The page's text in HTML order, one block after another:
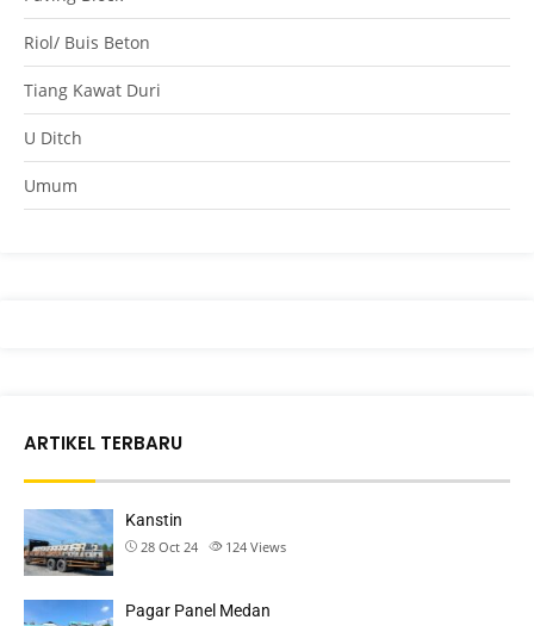
Riol/ Buis Beton
Tiang Kawat Duri
U Ditch
Umum
ARTIKEL TERBARU
Kanstin
28 Oct 24 124 Views
Pagar Panel Medan